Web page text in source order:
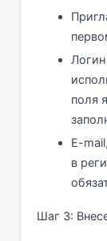
поля
E-
в
Шаг 3: